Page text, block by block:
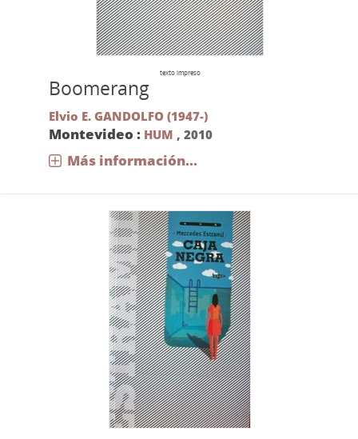
texto impreso
Boomerang
Elvio E. GANDOLFO (1947-)
Montevideo : HUM , 2010
Más información...